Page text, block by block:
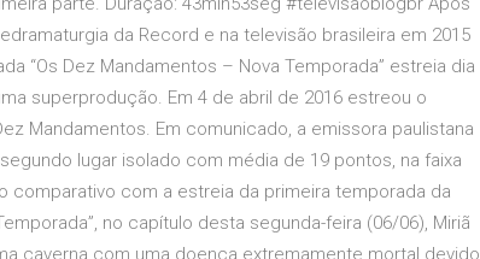
da Record e na televisão brasileira em 2015
“Os Dez Mandamentos – Nova Temporada” estreia dia
superprodução. Em 4 de abril de 2016 estreou o
Mandamentos. Em comunicado, a emissora paulistana
lugar isolado com média de 19 pontos, na faixa
comparativo com a estreia da primeira temporada da
no capítulo desta segunda-feira (06/06), Miriã
caverna com uma doença extremamente mortal devido